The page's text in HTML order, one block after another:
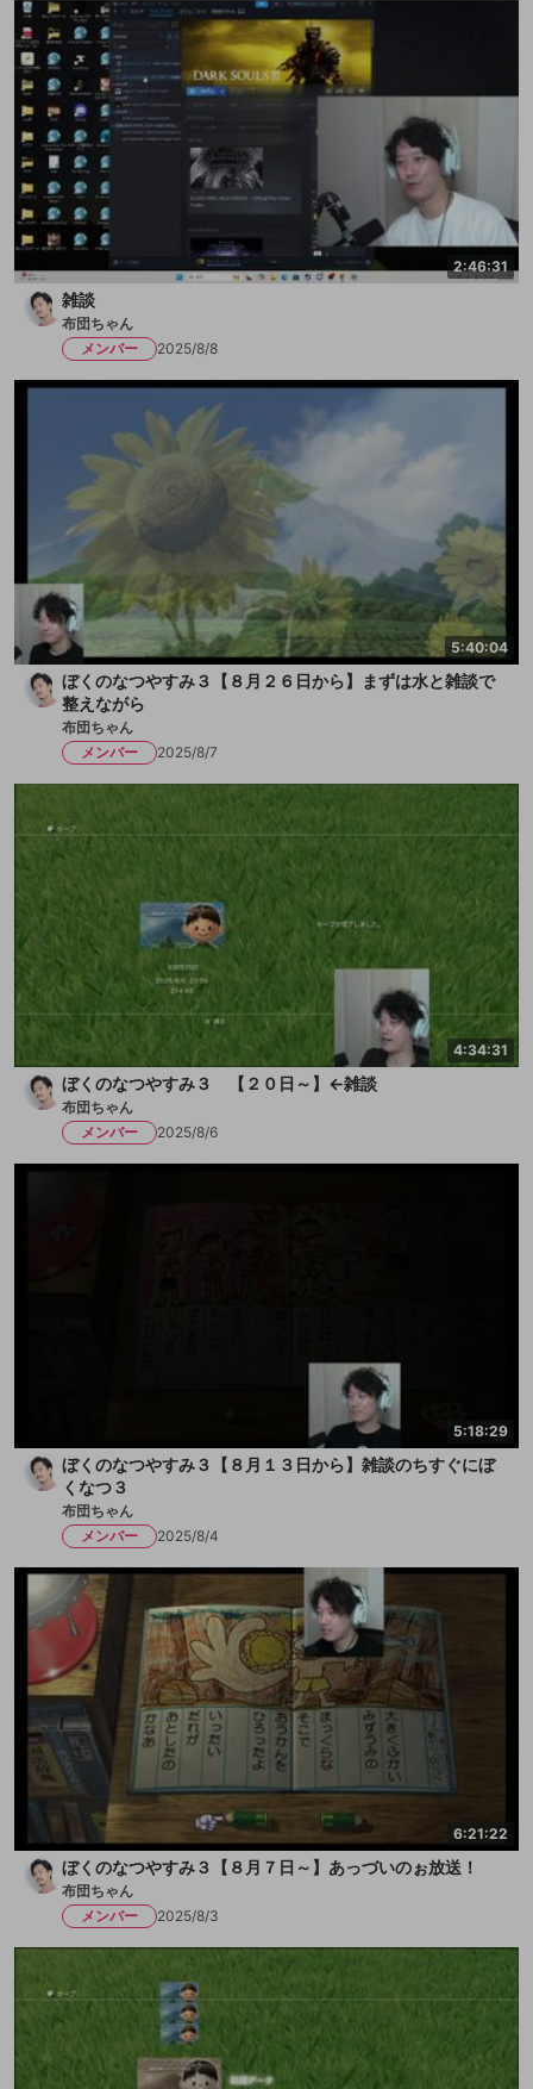
2:46:31
雑談
布団ちゃん
メンバー
2025/8/8
5:40:04
ぼくのなつやすみ３【８月２６日から】まずは水と雑談で
整えながら
布団ちゃん
メンバー
2025/8/7
4:34:31
ぼくのなつやすみ３ 【２０日～】←雑談
布団ちゃん
メンバー
2025/8/6
5:18:29
ぼくのなつやすみ３【８月１３日から】雑談のちすぐにぼ
くなつ３
布団ちゃん
メンバー
2025/8/4
6:21:22
ぼくのなつやすみ３【８月７日～】あっづいのぉ放送！
布団ちゃん
メンバー
2025/8/3